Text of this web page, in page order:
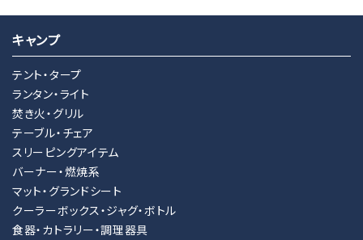
キャンプ
テント・タープ
ランタン・ライト
焚き火・グリル
テーブル・チェア
スリーピングアイテム
バーナー・燃焼系
マット・グランドシート
クーラーボックス・ジャグ・ボトル
食器・カトラリー・調理器具